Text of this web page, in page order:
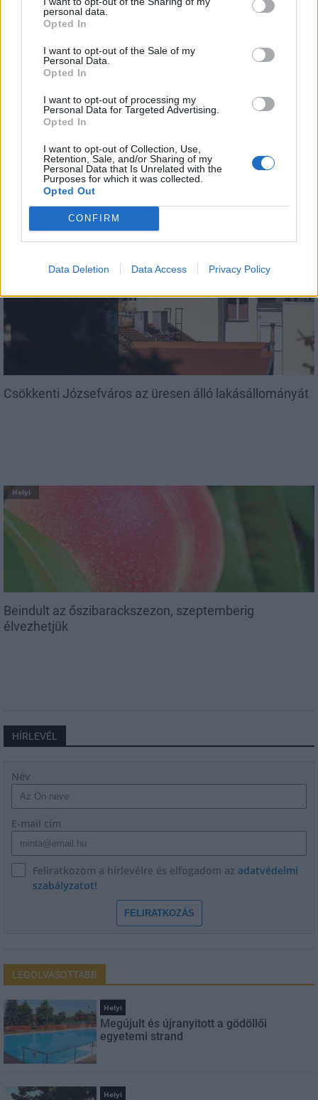
personal data.
Opted In
I want to opt-out of the Sale of my
Personal Data.
Opted In
I want to opt-out of processing my
Personal Data for Targeted Advertising.
Opted In
I want to opt-out of Collection, Use,
Retention, Sale, and/or Sharing of my
Personal Data that Is Unrelated with the
Purposes for which it was collected.
Opted Out
CONFIRM
Data Deletion Data Access Privacy Policy
AJÁNLJUK MÉG
Amire többmillióan vártunk: szombattól másodfokúra
csökken a riasztás
Csökkenti Józsefváros az üresen álló lakásállományát
Helyi
Beindult az őszibarackszezon, szeptemberig
élvezhetjük
HÍRLEVÉL
Név
E-mail cím
Feliratkozom a hírlevélre és elfogadom az adatvédelmi
szabályzatot!
FELIRATKOZÁS
LEGOLVASOTTABB
Helyi
Megújult és újranyitott a gödöllői
egyetemi strand
Helyi